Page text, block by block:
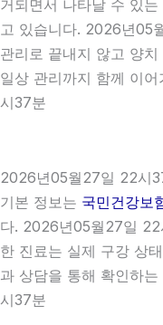
거되면서 나타날 수 있
고 있습니다. 2026년05
관리로 끝내지 않고 양
일상 관리까지 함께 이
시37분
2026년05월27일 22시
기본 정보는 국민건강보
다. 2026년05월27일 22
한 진료는 실제 구강 상
과 상담을 통해 확인하
시37분